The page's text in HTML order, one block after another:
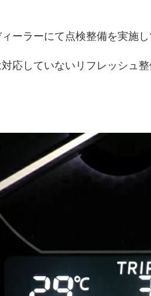
ーラーにて点検整備を実施し
応していないリフレッシュ